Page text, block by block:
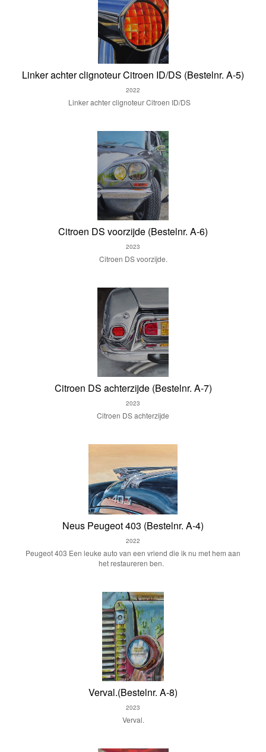
Linker achter clignoteur Citroen ID/DS (Bestelnr. A-5)
2022
Linker achter clignoteur Citroen ID/DS
Citroen DS voorzijde (Bestelnr. A-6)
2023
Citroen DS voorzijde.
Citroen DS achterzijde (Bestelnr. A-7)
2023
Citroen DS achterzijde
Neus Peugeot 403 (Bestelnr. A-4)
2022
Peugeot 403 Een leuke auto van een vriend die ik nu met hem aan
het restaureren ben.
Verval.(Bestelnr. A-8)
2023
Verval.